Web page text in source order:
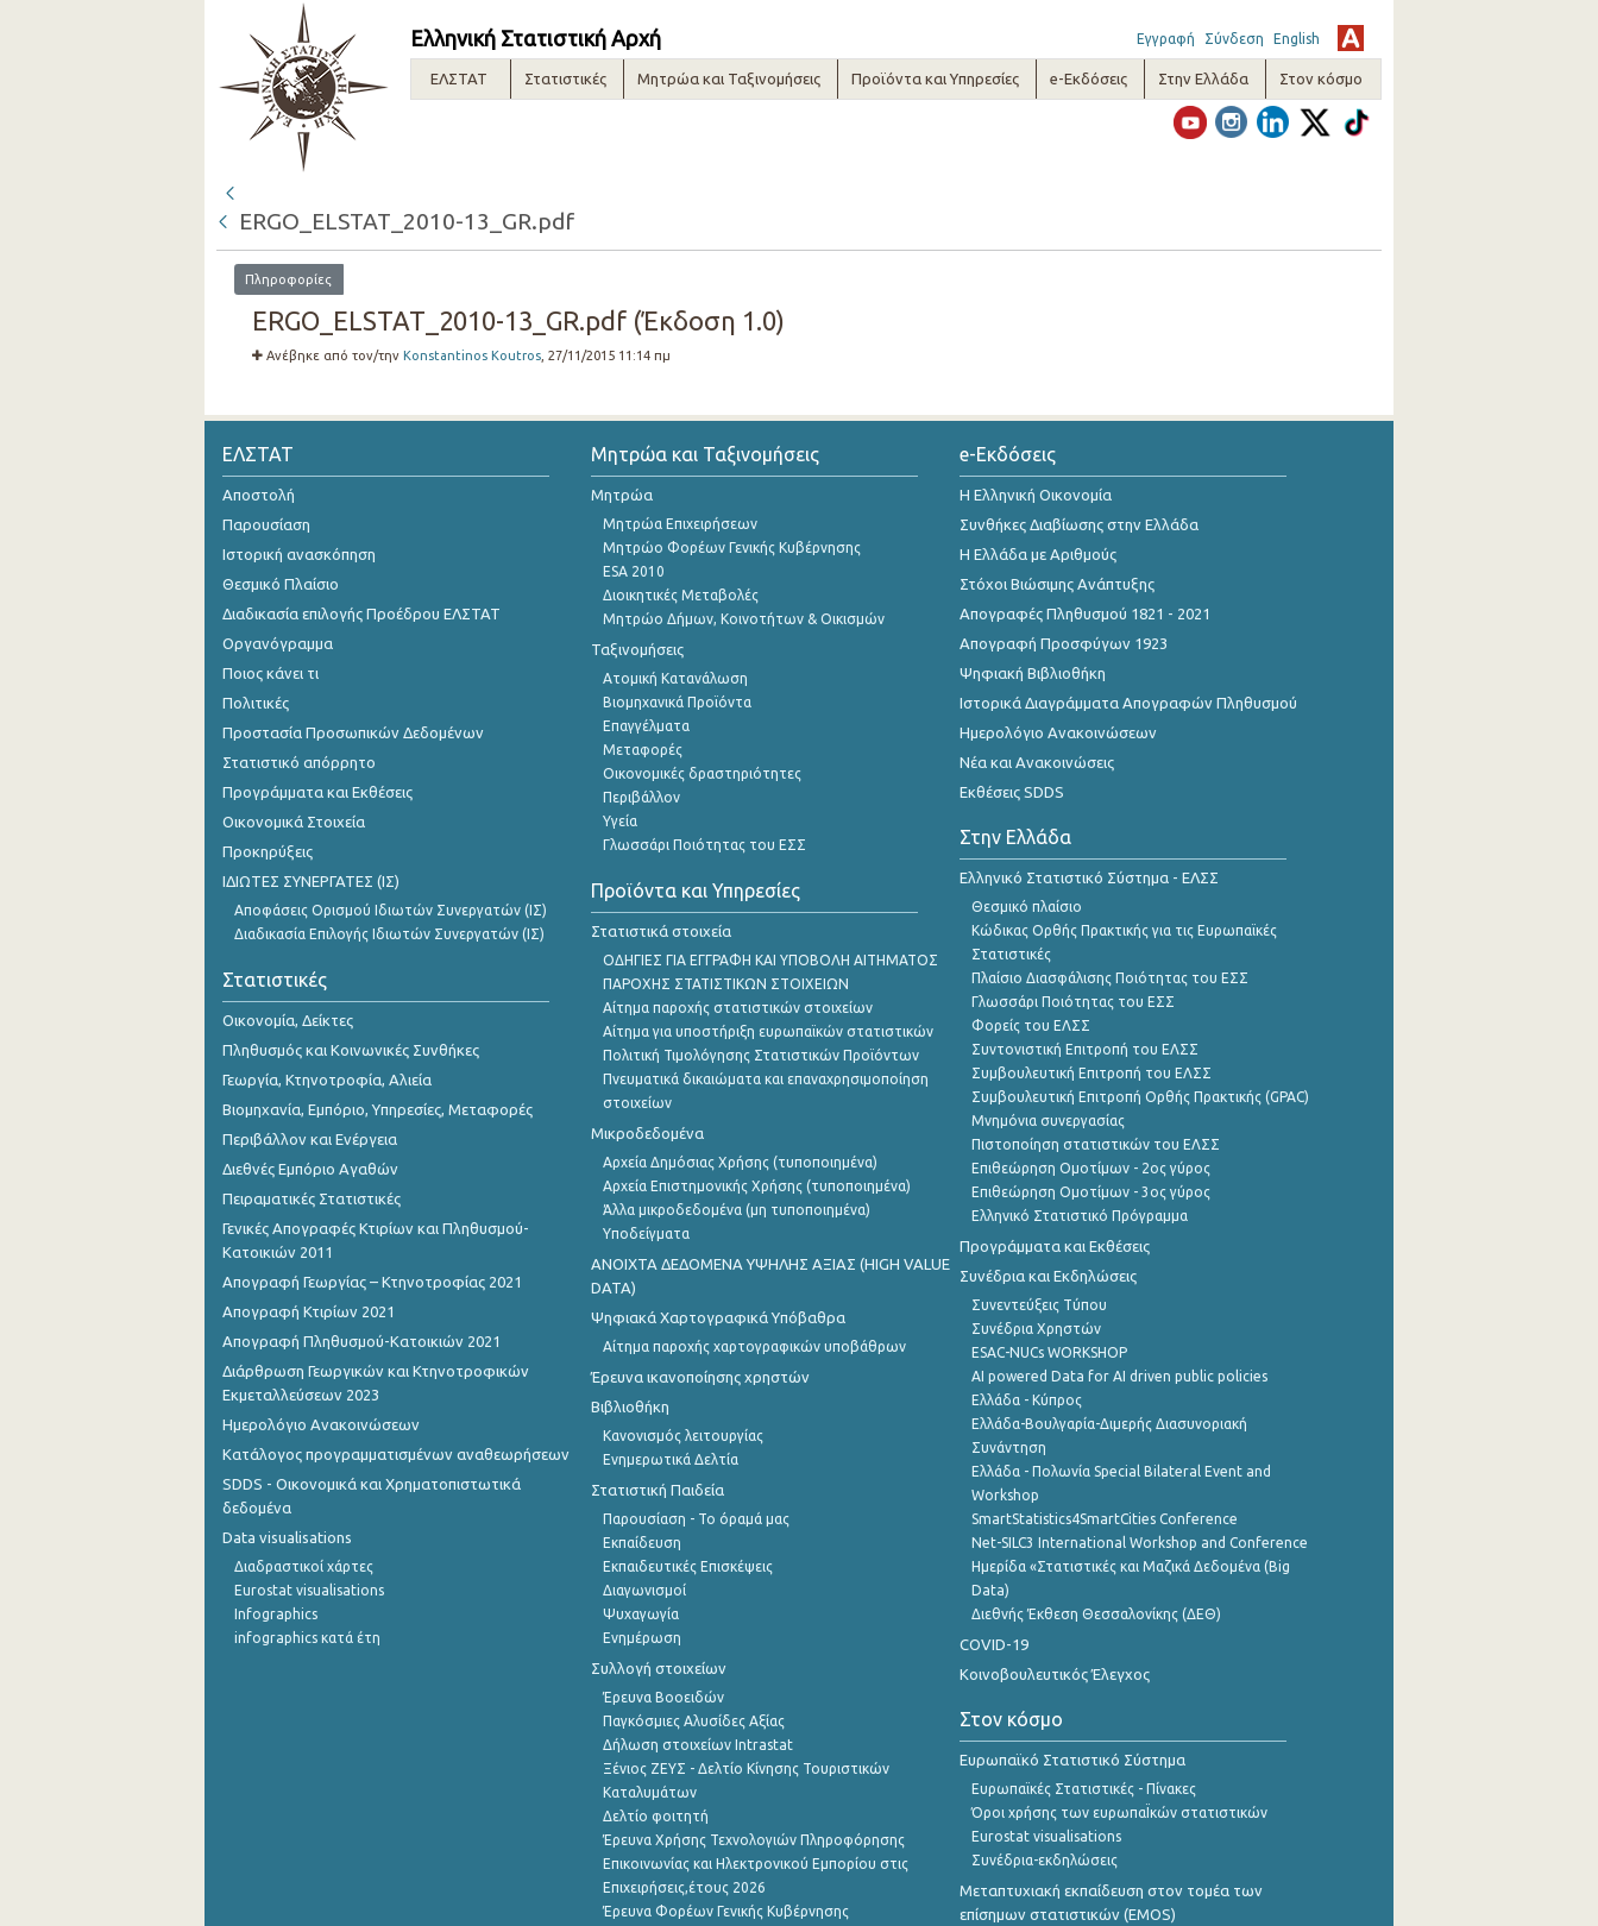
Ελληνική Στατιστική Αρχή Εγγραφή Σύνδεση English
ΕΛΣΤΑΤ Στατιστικές Μητρώα και Ταξινομήσεις Προϊόντα και Υπηρεσίες e-Εκδόσεις Στην Ελλάδα Στον κόσμο
ERGO_ELSTAT_2010-13_GR.pdf
Πληροφορίες
ERGO_ELSTAT_2010-13_GR.pdf (Έκδοση 1.0)
Ανέβηκε από τον/την Konstantinos Koutros, 27/11/2015 11:14 πμ
ΕΛΣΤΑΤ
Αποστολή
Παρουσίαση
Ιστορική ανασκόπηση
Θεσμικό Πλαίσιο
Διαδικασία επιλογής Προέδρου ΕΛΣΤΑΤ
Οργανόγραμμα
Ποιος κάνει τι
Πολιτικές
Προστασία Προσωπικών Δεδομένων
Στατιστικό απόρρητο
Προγράμματα και Εκθέσεις
Οικονομικά Στοιχεία
Προκηρύξεις
ΙΔΙΩΤΕΣ ΣΥΝΕΡΓΑΤΕΣ (ΙΣ)
Αποφάσεις Ορισμού Ιδιωτών Συνεργατών (ΙΣ)
Διαδικασία Επιλογής Ιδιωτών Συνεργατών (ΙΣ)
Στατιστικές
Οικονομία, Δείκτες
Πληθυσμός και Κοινωνικές Συνθήκες
Γεωργία, Κτηνοτροφία, Αλιεία
Βιομηχανία, Εμπόριο, Υπηρεσίες, Μεταφορές
Περιβάλλον και Ενέργεια
Διεθνές Εμπόριο Αγαθών
Πειραματικές Στατιστικές
Γενικές Απογραφές Κτιρίων και Πληθυσμού-
Κατοικιών 2011
Απογραφή Γεωργίας – Κτηνοτροφίας 2021
Απογραφή Κτιρίων 2021
Απογραφή Πληθυσμού-Κατοικιών 2021
Διάρθρωση Γεωργικών και Κτηνοτροφικών
Εκμεταλλεύσεων 2023
Ημερολόγιο Ανακοινώσεων
Κατάλογος προγραμματισμένων αναθεωρήσεων
SDDS - Οικονομικά και Χρηματοπιστωτικά
δεδομένα
Data visualisations
Διαδραστικοί χάρτες
Eurostat visualisations
Infographics
infographics κατά έτη
Μητρώα και Ταξινομήσεις
Μητρώα
Μητρώα Επιχειρήσεων
Μητρώο Φορέων Γενικής Κυβέρνησης
ESA 2010
Διοικητικές Μεταβολές
Μητρώο Δήμων, Κοινοτήτων & Οικισμών
Ταξινομήσεις
Ατομική Κατανάλωση
Βιομηχανικά Προϊόντα
Επαγγέλματα
Μεταφορές
Οικονομικές δραστηριότητες
Περιβάλλον
Υγεία
Γλωσσάρι Ποιότητας του ΕΣΣ
Προϊόντα και Υπηρεσίες
Στατιστικά στοιχεία
ΟΔΗΓΙΕΣ ΓΙΑ ΕΓΓΡΑΦΗ ΚΑΙ ΥΠΟΒΟΛΗ ΑΙΤΗΜΑΤΟΣ
ΠΑΡΟΧΗΣ ΣΤΑΤΙΣΤΙΚΩΝ ΣΤΟΙΧΕΙΩΝ
Αίτημα παροχής στατιστικών στοιχείων
Αίτημα για υποστήριξη ευρωπαϊκών στατιστικών
Πολιτική Τιμολόγησης Στατιστικών Προϊόντων
Πνευματικά δικαιώματα και επαναχρησιμοποίηση
στοιχείων
Μικροδεδομένα
Αρχεία Δημόσιας Χρήσης (τυποποιημένα)
Αρχεία Επιστημονικής Χρήσης (τυποποιημένα)
Άλλα μικροδεδομένα (μη τυποποιημένα)
Υποδείγματα
ANOIXTA ΔΕΔΟΜΕΝΑ ΥΨΗΛΗΣ ΑΞΙΑΣ (HIGH VALUE
DATA)
Ψηφιακά Χαρτογραφικά Υπόβαθρα
Αίτημα παροχής χαρτογραφικών υποβάθρων
Έρευνα ικανοποίησης χρηστών
Βιβλιοθήκη
Κανονισμός λειτουργίας
Ενημερωτικά Δελτία
Στατιστική Παιδεία
Παρουσίαση - Το όραμά μας
Εκπαίδευση
Εκπαιδευτικές Επισκέψεις
Διαγωνισμοί
Ψυχαγωγία
Ενημέρωση
Συλλογή στοιχείων
Έρευνα Βοοειδών
Παγκόσμιες Αλυσίδες Αξίας
Δήλωση στοιχείων Intrastat
Ξένιος ΖΕΥΣ - Δελτίο Κίνησης Τουριστικών
Καταλυμάτων
Δελτίο φοιτητή
Έρευνα Χρήσης Τεχνολογιών Πληροφόρησης
Επικοινωνίας και Ηλεκτρονικού Εμπορίου στις
Επιχειρήσεις,έτους 2026
Έρευνα Φορέων Γενικής Κυβέρνησης
e-Εκδόσεις
Η Ελληνική Οικονομία
Συνθήκες Διαβίωσης στην Ελλάδα
Η Ελλάδα με Αριθμούς
Στόχοι Βιώσιμης Ανάπτυξης
Απογραφές Πληθυσμού 1821 - 2021
Απογραφή Προσφύγων 1923
Ψηφιακή Βιβλιοθήκη
Ιστορικά Διαγράμματα Απογραφών Πληθυσμού
Ημερολόγιο Ανακοινώσεων
Νέα και Ανακοινώσεις
Εκθέσεις SDDS
Στην Ελλάδα
Ελληνικό Στατιστικό Σύστημα - ΕΛΣΣ
Θεσμικό πλαίσιο
Κώδικας Ορθής Πρακτικής για τις Ευρωπαϊκές
Στατιστικές
Πλαίσιο Διασφάλισης Ποιότητας του ΕΣΣ
Γλωσσάρι Ποιότητας του ΕΣΣ
Φορείς του ΕΛΣΣ
Συντονιστική Επιτροπή του ΕΛΣΣ
Συμβουλευτική Επιτροπή του ΕΛΣΣ
Συμβουλευτική Επιτροπή Ορθής Πρακτικής (GPAC)
Μνημόνια συνεργασίας
Πιστοποίηση στατιστικών του ΕΛΣΣ
Επιθεώρηση Ομοτίμων - 2ος γύρος
Επιθεώρηση Ομοτίμων - 3ος γύρος
Ελληνικό Στατιστικό Πρόγραμμα
Προγράμματα και Εκθέσεις
Συνέδρια και Εκδηλώσεις
Συνεντεύξεις Τύπου
Συνέδρια Χρηστών
ESAC-NUCs WORKSHOP
AI powered Data for AI driven public policies
Ελλάδα - Κύπρος
Ελλάδα-Βουλγαρία-Διμερής Διασυνοριακή
Συνάντηση
Ελλάδα - Πολωνία Special Bilateral Event and
Workshop
SmartStatistics4SmartCities Conference
Net-SILC3 International Workshop and Conference
Ημερίδα «Στατιστικές και Μαζικά Δεδομένα (Big
Data)
Διεθνής Έκθεση Θεσσαλονίκης (ΔΕΘ)
COVID-19
Κοινοβουλευτικός Έλεγχος
Στον κόσμο
Ευρωπαϊκό Στατιστικό Σύστημα
Ευρωπαϊκές Στατιστικές - Πίνακες
Όροι χρήσης των ευρωπαΪκών στατιστικών
Eurostat visualisations
Συνέδρια-εκδηλώσεις
Μεταπτυχιακή εκπαίδευση στον τομέα των
επίσημων στατιστικών (EMOS)